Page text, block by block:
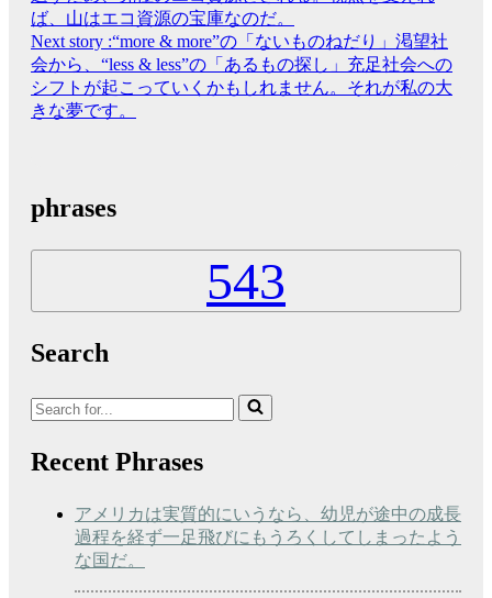
ば、山はエコ資源の宝庫なのだ。
Next story :“more & more”の「ないものねだり」渇望社
会から、“less & less”の「あるもの探し」充足社会への
シフトが起こっていくかもしれません。それが私の大
きな夢です。
phrases
543
Search
Search
for...
Recent Phrases
アメリカは実質的にいうなら、幼児が途中の成長
過程を経ず一足飛びにもうろくしてしまったよう
な国だ。